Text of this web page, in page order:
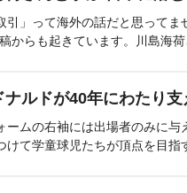
引」って海外の話だと思って
からも起きています。川島海
ナルドが40年にわたり支
ームの右袖には出場者のみに
けて学童球児たちが頂点を目指